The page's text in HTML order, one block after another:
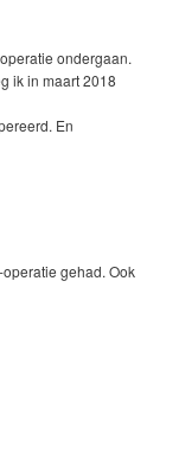
ondergaan.
ik in maart 2018
En
gehad. Ook